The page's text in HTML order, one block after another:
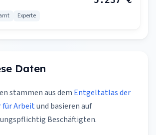
Experte
Daten
stammen aus dem Entgeltatlas der
für Arbeitund basieren auf
Beschäftigten.